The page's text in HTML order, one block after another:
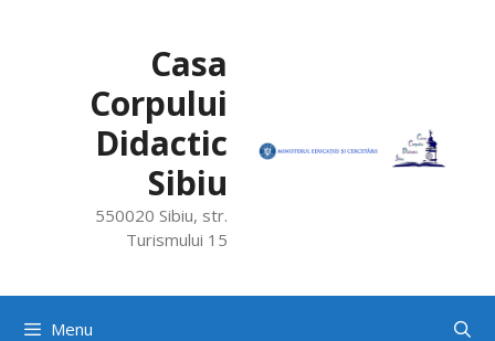
Casa
Corpului
Didactic
Sibiu
550020 Sibiu, str.
Turismului 15
Menu